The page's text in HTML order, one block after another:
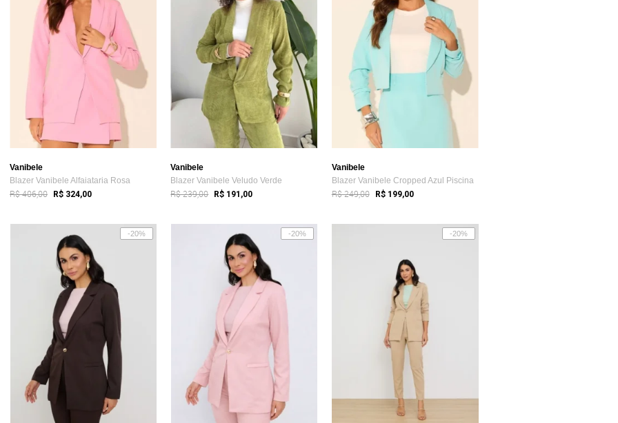
Vanibele
Blazer Vanibele Alfaiataria Rosa
R$ 406,00 R$ 324,00
Vanibele
Blazer Vanibele Veludo Verde
R$ 239,00 R$ 191,00
Vanibele
Blazer Vanibele Cropped Azul Piscina
R$ 249,00 R$ 199,00
-20% -20% -20%